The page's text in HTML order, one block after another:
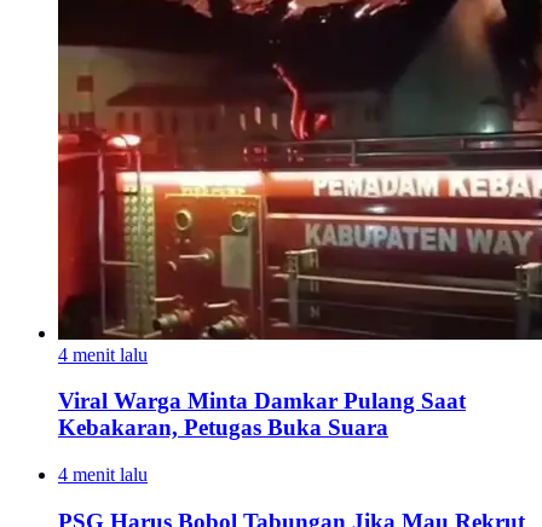
4 menit lalu
Viral Warga Minta Damkar Pulang Saat
Kebakaran, Petugas Buka Suara
4 menit lalu
PSG Harus Bobol Tabungan Jika Mau Rekrut